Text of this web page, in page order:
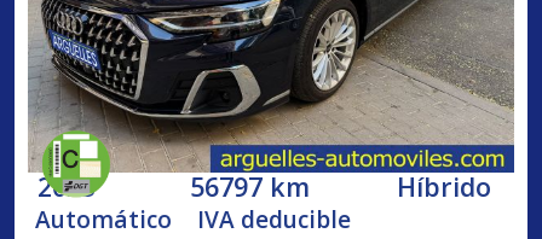
2023 56797 km Híbrido
Automático IVA deducible